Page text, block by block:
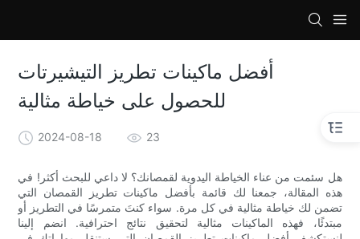
أفضل ماكينات تطريز التيشيرتات
للحصول على خياطة مثالية
2024-08-18 23
هل سئمت من عناء الخياطة اليدوية لقمصانك؟ لا داعي للبحث أكثر! في
هذه المقالة، جمعنا لك قائمة بأفضل ماكينات تطريز القمصان التي
تضمن لك خياطة مثالية في كل مرة. سواء كنتَ متمرسًا في التطريز أو
مبتدئًا، فهذه الماكينات مثالية لتحقيق نتائج احترافية. انضم إلينا